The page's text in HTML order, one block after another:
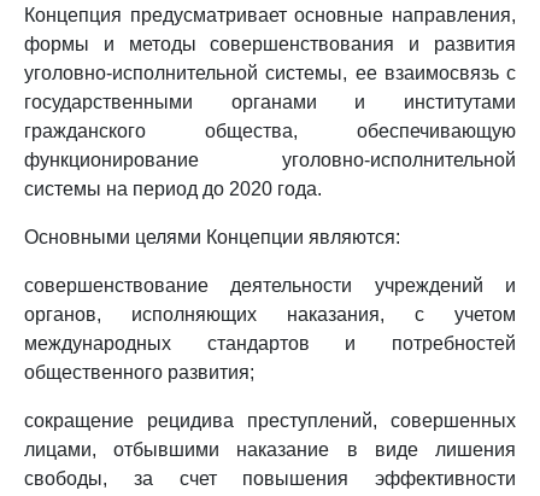
Концепция предусматривает основные направления,
формы и методы совершенствования и развития
уголовно-исполнительной системы, ее взаимосвязь с
государственными органами и институтами
гражданского общества, обеспечивающую
функционирование уголовно-исполнительной
системы на период до 2020 года.
Основными целями Концепции являются:
совершенствование деятельности учреждений и
органов, исполняющих наказания, с учетом
международных стандартов и потребностей
общественного развития;
сокращение рецидива преступлений, совершенных
лицами, отбывшими наказание в виде лишения
свободы, за счет повышения эффективности